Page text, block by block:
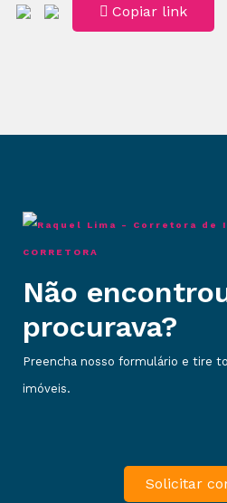
Copiar link
CORRETORA
Não
procurava?
Preencha nosso formulário e tire
imóveis.
Solicitar